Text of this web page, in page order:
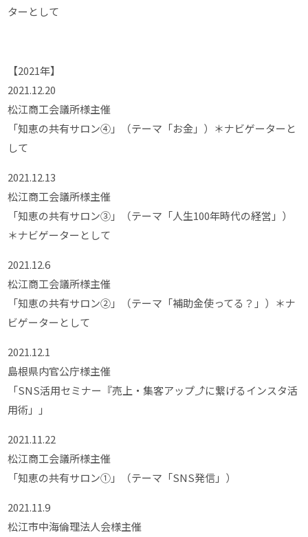
ターとして
【2021年】
2021.12.20
松江商工会議所様主催
「知恵の共有サロン④」（テーマ「お金」）＊ナビゲーターと
して
2021.12.13
松江商工会議所様主催
「知恵の共有サロン③」（テーマ「人生100年時代の経営」）
＊ナビゲーターとして
2021.12.6
松江商工会議所様主催
「知恵の共有サロン②」（テーマ「補助金使ってる？」）＊ナ
ビゲーターとして
2021.12.1
島根県内官公庁様主催
「SNS活用セミナー『売上・集客アップ⤴に繋げるインスタ活
用術」」
2021.11.22
松江商工会議所様主催
「知恵の共有サロン①」（テーマ「SNS発信」）
2021.11.9
松江市中海倫理法人会様主催